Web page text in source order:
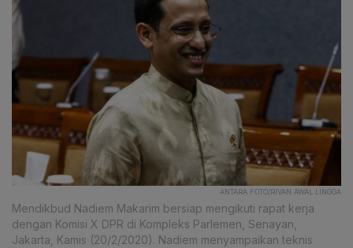
ANTARA FOTO/RIVAN AWAL LINGGA
Mendikbud Nadiem Makarim bersiap mengikuti rapat kerja
dengan Komisi X DPR di Kompleks Parlemen, Senayan,
Jakarta, Kamis (20/2/2020). Nadiem menyampaikan teknis